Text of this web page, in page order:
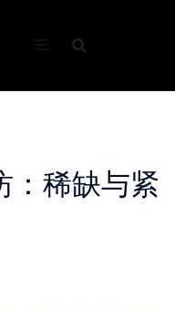
：稀缺与紧